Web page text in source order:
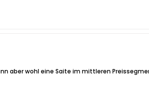
aber wohl eine Saite im mittleren